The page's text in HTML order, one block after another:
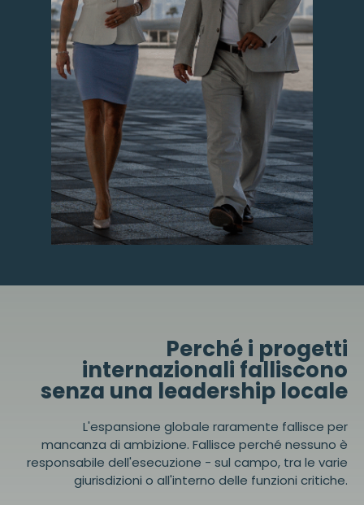
Perché i progetti
internazionali falliscono
senza una leadership locale
L'espansione globale raramente fallisce per
mancanza di ambizione. Fallisce perché nessuno è
responsabile dell'esecuzione - sul campo, tra le varie
giurisdizioni o all'interno delle funzioni critiche.